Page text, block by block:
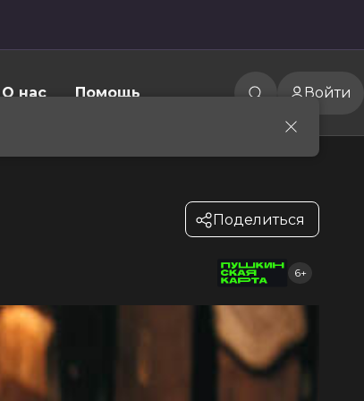
О нас Помощь Войти
Поделиться
6+